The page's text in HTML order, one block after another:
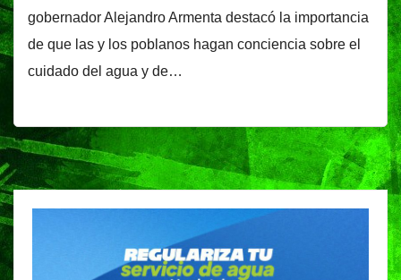
gobernador Alejandro Armenta destacó la importancia
de que las y los poblanos hagan conciencia sobre el
cuidado del agua y de…